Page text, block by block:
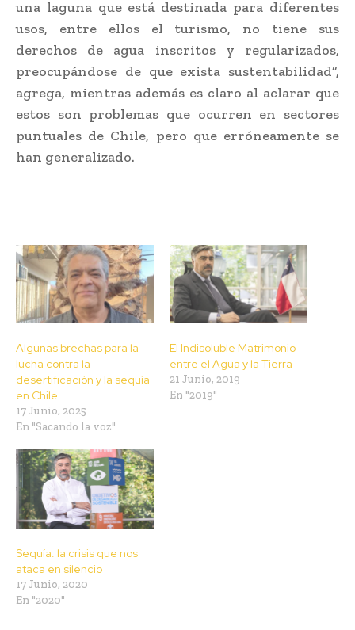
una laguna que está destinada para diferentes
usos, entre ellos el turismo, no tiene sus
derechos de agua inscritos y regularizados,
preocupándose de que exista sustentabilidad”,
agrega, mientras además es claro al aclarar que
estos son problemas que ocurren en sectores
puntuales de Chile, pero que erróneamente se
han generalizado.
Algunas brechas para la
lucha contra la
desertificación y la sequía
en Chile
17 Junio, 2025
En "Sacando la voz"
El Indisoluble Matrimonio
entre el Agua y la Tierra
21 Junio, 2019
En "2019"
Sequía: la crisis que nos
ataca en silencio
17 Junio, 2020
En "2020"